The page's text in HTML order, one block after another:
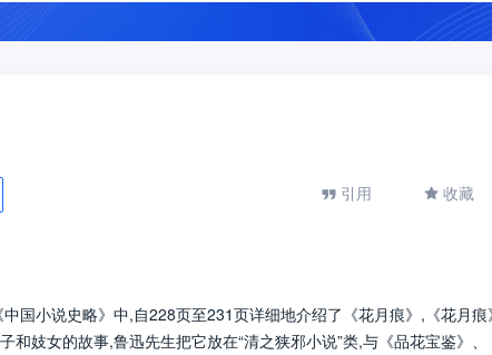
引用 收藏
国小说史略》中,自228页至231页详细地介绍了《花月痕》,《花月痕
和妓女的故事,鲁迅先生把它放在“清之狭邪小说”类,与《品花宝鉴》、